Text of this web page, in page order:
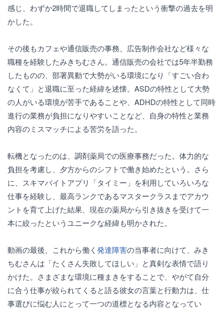
感じ、わずか2時間で退職してしまったという衝撃の過去を明
かした。
その後もカフェや通信販売の事務、広告制作会社など様々な
職種を経験したみきちむさん。通信販売の会社では5年半勤務
したものの、部署異動で大勢がいる環境になり「すごい合わ
なくて」と退職に至った経緯を述懐。ASDの特性として大勢
の人がいる環境が苦手であることや、ADHDの特性として同時
進行の業務が負担になりやすいことなど、自身の特性と業務
内容のミスマッチによる苦労を語った。
転機となったのは、調剤薬局での医療事務だった。体力的な
負担を考慮し、夕方からのシフトで働き始めたという。さら
に、スキマバイトアプリ「タイミー」を利用していろいろな
仕事を経験し、最高ランクであるマスタークラスまでアカウ
ントを育て上げた結果、現在の薬局から引き抜きを受けて一
本に絞ったというユニークな経緯も明かされた。
動画の最後、これから働く 発達障害の当事者に向けて、みき
ちむさんは「たくさん失敗してほしい」と真剣な表情で語り
かけた。さまざまな環境に種まきをすることで、やがて自分
に合う仕事が絞られてくると語る彼女の言葉と行動力は、仕
事選びに悩む人にとって一つの道標となる内容となってい